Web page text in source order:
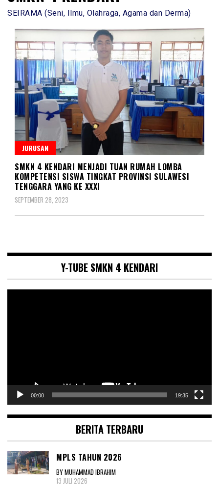
SEIRAMA (Seni, Ilmu, Olahraga, Agama dan Derma)
JURUSAN
SMKN 4 KENDARI MENJADI TUAN RUMAH LOMBA
KOMPETENSI SISWA TINGKAT PROVINSI SULAWESI
TENGGARA YANG KE XXXI
SEPTEMBER 28, 2023
Y-TUBE SMKN 4 KENDARI
00:00 19:35
BERITA TERBARU
MPLS TAHUN 2026
BY MUHAMMAD IBRAHIM
13 JULI 2026